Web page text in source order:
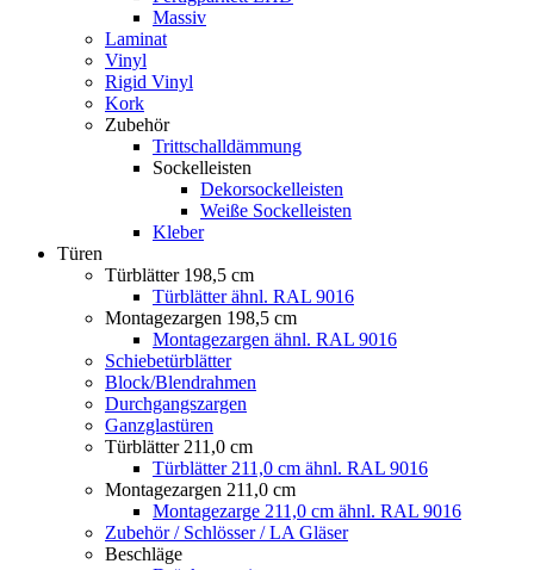
Massiv
Laminat
Vinyl
Rigid Vinyl
Kork
Zubehör
Trittschalldämmung
Sockelleisten
Dekorsockelleisten
Weiße Sockelleisten
Kleber
Türen
Türblätter 198,5 cm
Türblätter ähnl. RAL 9016
Montagezargen 198,5 cm
Montagezargen ähnl. RAL 9016
Schiebetürblätter
Block/Blendrahmen
Durchgangszargen
Ganzglastüren
Türblätter 211,0 cm
Türblätter 211,0 cm ähnl. RAL 9016
Montagezargen 211,0 cm
Montagezarge 211,0 cm ähnl. RAL 9016
Zubehör / Schlösser / LA Gläser
Beschläge